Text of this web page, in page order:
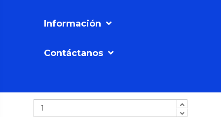
Información
Contáctanos
SICNOVAº